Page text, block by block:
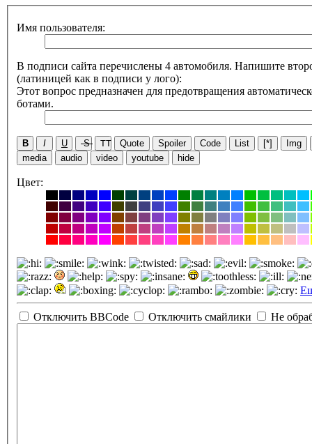
Имя пользователя:
В подписи сайта перечислены 4 автомобиля. Напишите
(латиницей как в подписи у лого):
Этот вопрос предназначен для предотвращения
ботами.
B I U S TT Quote Spoiler Code List [*]
Img
media
audio video youtube hide
Цвет:
Отключить BBCode Отключить смайлики Не